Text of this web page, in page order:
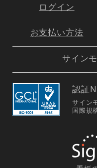
ログイン
お支払い方法
サイン
認証
サイン
国際規